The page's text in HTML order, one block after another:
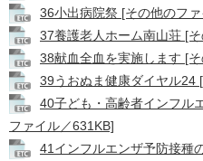
36小出病院祭 [その他のフ
37養護老人ホーム南山荘 [
38献血全血を実施します [
39うおぬま健康ダイヤル24
40子ども・高齢者インフル
ファイル／631KB]
41インフルエンザ予防接種